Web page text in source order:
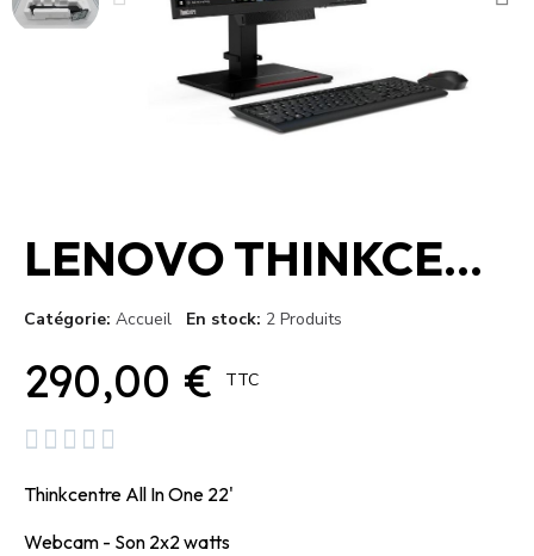
LENOVO THINKCENTRE 22 Gen 4 + Tiny M93p
Catégorie Accueil En stock 2 Produits
290,00 € TTC
    
Thinkcentre All In One 22'
Webcam - Son 2x2 watts